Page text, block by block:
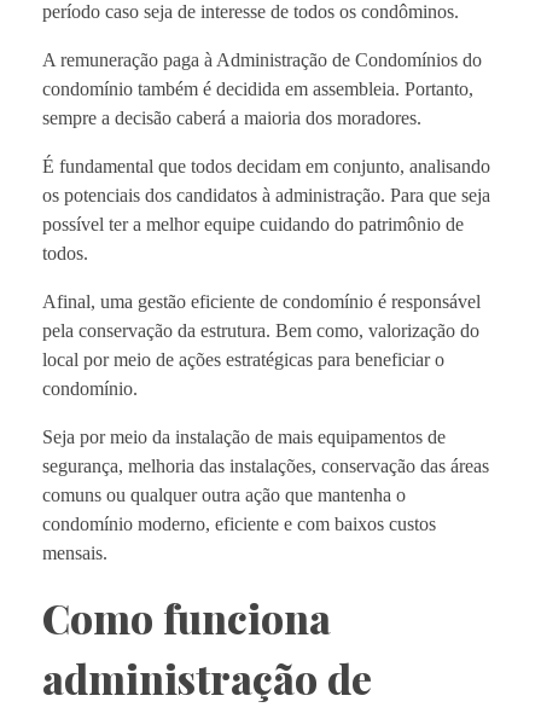
período caso seja de interesse de todos os condôminos.
A remuneração paga à Administração de Condomínios do
condomínio também é decidida em assembleia. Portanto,
sempre a decisão caberá a maioria dos moradores.
É fundamental que todos decidam em conjunto, analisando
os potenciais dos candidatos à administração. Para que seja
possível ter a melhor equipe cuidando do patrimônio de
todos.
Afinal, uma gestão eficiente de condomínio é responsável
pela conservação da estrutura. Bem como, valorização do
local por meio de ações estratégicas para beneficiar o
condomínio.
Seja por meio da instalação de mais equipamentos de
segurança, melhoria das instalações, conservação das áreas
comuns ou qualquer outra ação que mantenha o
condomínio moderno, eficiente e com baixos custos
mensais.
Como funciona
administração de